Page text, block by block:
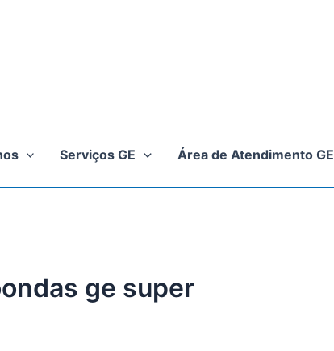
Serviços GE Área de Atendimento GE
ge super